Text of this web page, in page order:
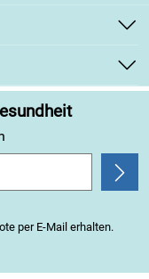
Elsa-
ecru.htm
per E-Mail erhalten.
in anonymer Form